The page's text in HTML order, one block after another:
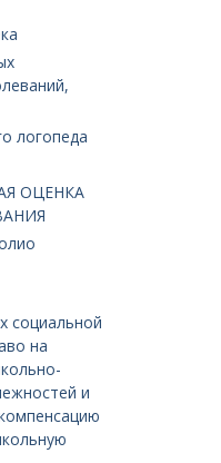
логопеда
ОЦЕНКА
социальной
на
и